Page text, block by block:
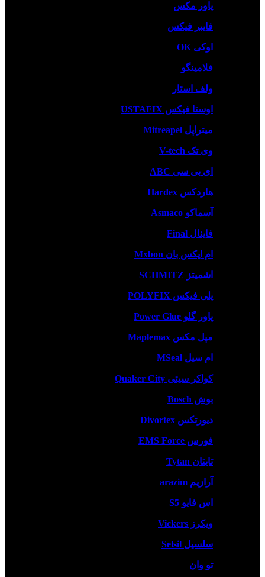
پاور مکس
فایبر فیکس
اوکی OK
فلامینگو
ولف استار
اوستا فیکس USTAFIX
میتراپل Mitreapel
وی تک V-tech
ای بی سی ABC
هاردکس Hardex
آسماکو Asmaco
فاینال Final
ام ایکس بان Mxbon
اشمیتز SCHMITZ
پلی فیکس POLYFIX
پاور گلو Power Glue
مپل مکس Maplemax
ام سیل MSeal
کواکر سیتی Quaker City
بوش Bosch
دیورتکس Divortex
فورس EMS Force
تایتان Tytan
آرازیم arazim
اس فایو S5
ویکرز Vickers
سلسیل Selsil
تو وان